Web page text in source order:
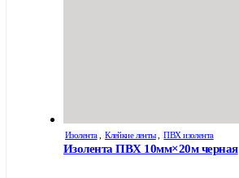
Изолента Клейкие ленты ПВХ изолента
Изолента ПВХ 10мм×20м черная